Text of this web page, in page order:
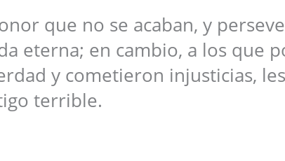
que no se acaban, y
eterna; en cambio, a los que
y cometieron injusticias,
terrible.